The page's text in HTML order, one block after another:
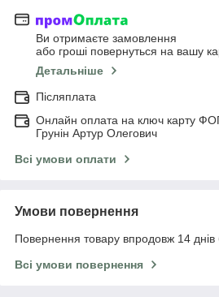
Ви отримаєте замовлення
або гроші повернуться на вашу
Детальніше
Післяплата
Онлайн оплата на ключ карту
Грунін Артур Олегович
Всі умови оплати
Умови повернення
Повернення товару впродовж 14 днів
Всі умови повернення